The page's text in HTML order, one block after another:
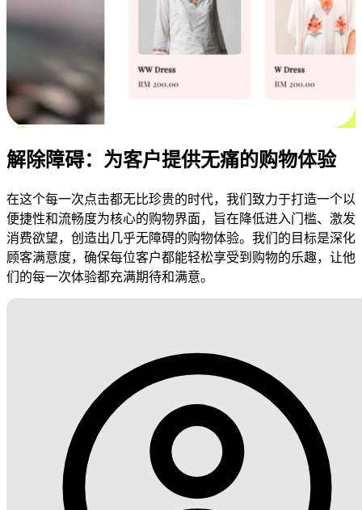
解除障碍：为客户提供无痛的购物体验
在这个每一次点击都无比珍贵的时代，我们致力于打造一个以
便捷性和流畅度为核心的购物界面，旨在降低进入门槛、激发
消费欲望，创造出几乎无障碍的购物体验。我们的目标是深化
顾客满意度，确保每位客户都能轻松享受到购物的乐趣，让他
们的每一次体验都充满期待和满意。